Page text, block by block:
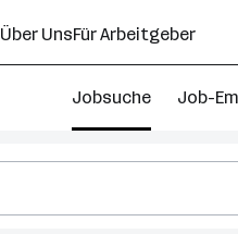
Über UnsFür Arbeitgeber
Jobsuche Job-